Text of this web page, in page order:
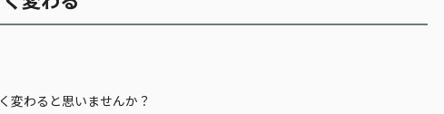
変わると思いませんか？